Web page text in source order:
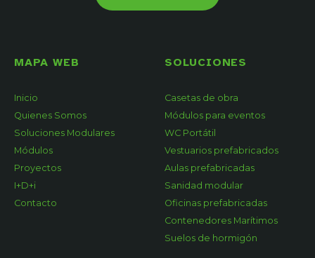
MAPA WEB
Inicio
Quienes Somos
Soluciones Modulares
Módulos
Proyectos
I+D+i
Contacto
SOLUCIONES
Casetas de obra
Módulos para eventos
WC Portátil
Vestuarios prefabricados
Aulas prefabricadas
Sanidad modular
Oficinas prefabricadas
Contenedores Marítimos
Suelos de hormigón